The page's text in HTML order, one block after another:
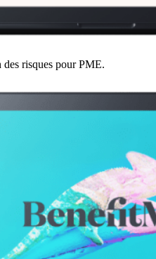
risques pour PME.